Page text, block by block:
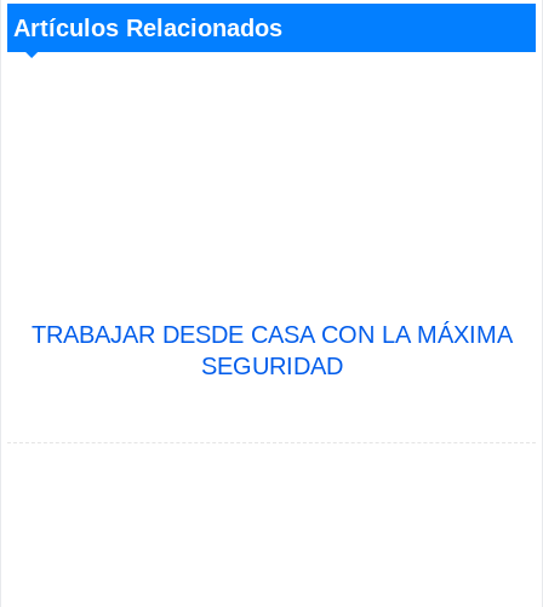
Artículos Relacionados
TRABAJAR DESDE CASA CON LA MÁXIMA
SEGURIDAD